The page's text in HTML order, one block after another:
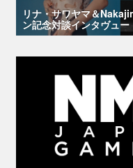
リナ・サワヤマ＆
ン記念対談インタヴュー